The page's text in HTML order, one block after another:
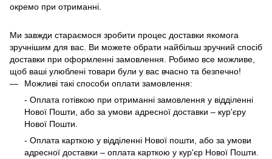
окремо при отриманні.
Ми завжди стараємося зробити процес доставки якомога
зручнішим для вас. Ви можете обрати найбільш зручний спосіб
доставки при оформленні замовлення. Робимо все можливе,
щоб ваші улюблені товари були у вас вчасно та безпечно!
Можливі такі способи оплати замовлення:
- Оплата готівкою при отриманні замовлення у відділенні
Нової Пошти, або за умови адресної доставки – кур'єру
Нової Пошти.
- Оплата карткою у відділенні Нової пошти, або за умови
адресної доставки – оплата карткою у кур'єр Нової Пошти.